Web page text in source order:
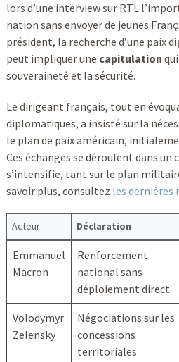
lors d’une interview sur RTL
nation sans envoyer de jeunes
président, la recherche d’une paix
peut impliquer une capitulation
souveraineté et la sécurité.
Le dirigeant français, tout en
diplomatiques, a insisté sur la
le plan de paix américain,
Ces échanges se déroulent dans
s’intensifie, tant sur le plan
savoir plus, consultez les dernières
Acteur Déclaration
Emmanuel
Macron
Renforcement
national sans
déploiement direct
Volodymyr
Zelensky
Négociations sur les
concessions
territoriales